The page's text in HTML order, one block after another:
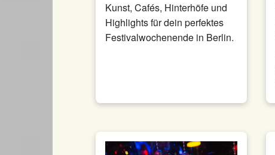
Kunst, Cafés, Hinterhöfe und
Highlights für dein perfektes
Festivalwochenende in Berlin.